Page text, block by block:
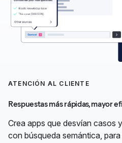
ATENCIÓN AL CLIENTE
Respuestas más rápidas, mayor
Crea apps que desvían casos
con búsqueda semántica,